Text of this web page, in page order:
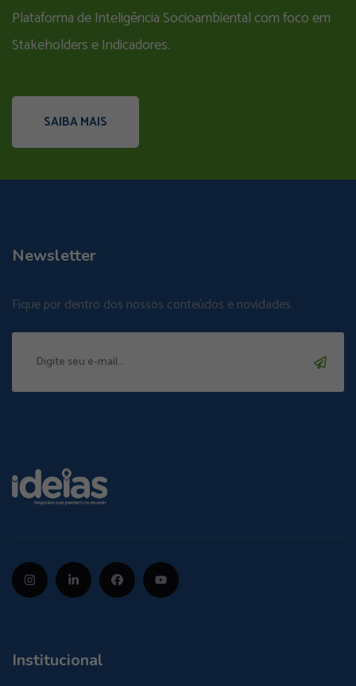
Plataforma de Inteligência Socioambiental com foco em
Stakeholders e Indicadores.
SAIBA MAIS
Newsletter
Fique por dentro dos nossos conteúdos e novidades.
Institucional